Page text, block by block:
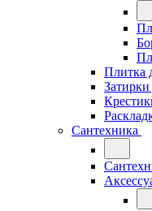
Плитка
Сантехника